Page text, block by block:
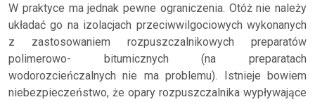
W praktyce ma jednak pewne ograniczenia. Otóż nie należy
układać go na izolacjach przeciwwilgociowych wykonanych
z zastosowaniem rozpuszczalnikowych preparatów
polimerowo- bitumicznych (na preparatach
wodorozcieńczalnych nie ma problemu). Istnieje bowiem
niebezpieczeństwo, że opary rozpuszczalnika wypływające